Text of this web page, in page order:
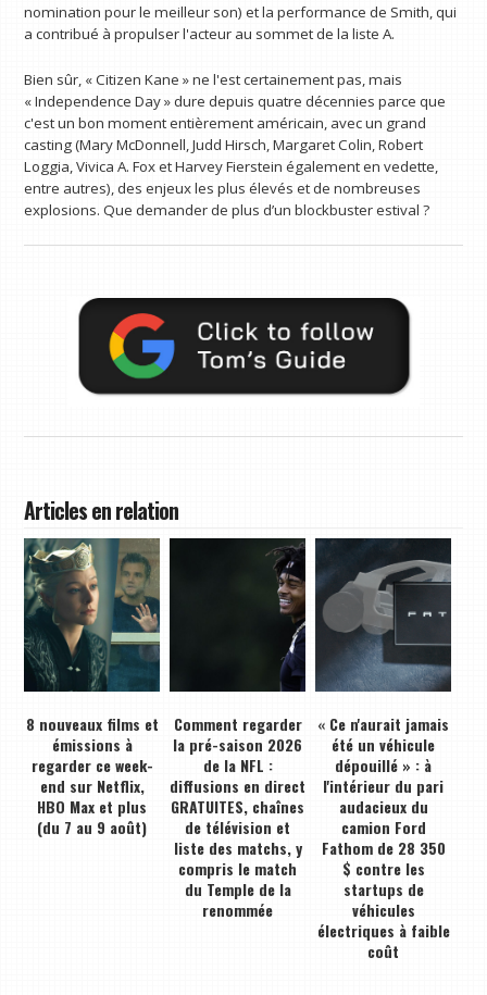
nomination pour le meilleur son) et la performance de Smith, qui
a contribué à propulser l'acteur au sommet de la liste A.
Bien sûr, « Citizen Kane » ne l'est certainement pas, mais
« Independence Day » dure depuis quatre décennies parce que
c'est un bon moment entièrement américain, avec un grand
casting (Mary McDonnell, Judd Hirsch, Margaret Colin, Robert
Loggia, Vivica A. Fox et Harvey Fierstein également en vedette,
entre autres), des enjeux les plus élevés et de nombreuses
explosions. Que demander de plus d’un blockbuster estival ?
Articles en relation
8 nouveaux films et
émissions à
regarder ce week-
end sur Netflix,
HBO Max et plus
(du 7 au 9 août)
Comment regarder
la pré-saison 2026
de la NFL :
diffusions en direct
GRATUITES, chaînes
de télévision et
liste des matchs, y
compris le match
du Temple de la
renommée
« Ce n'aurait jamais
été un véhicule
dépouillé » : à
l'intérieur du pari
audacieux du
camion Ford
Fathom de 28 350
$ contre les
startups de
véhicules
électriques à faible
coût